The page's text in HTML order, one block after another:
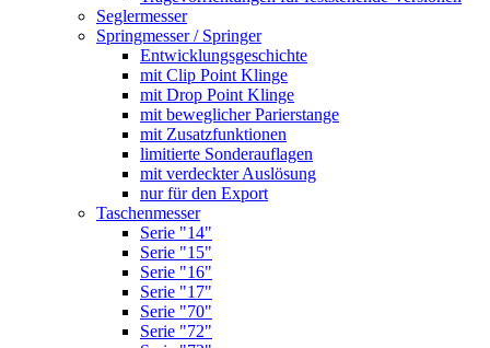
Seglermesser
Springmesser / Springer
Entwicklungsgeschichte
mit Clip Point Klinge
mit Drop Point Klinge
mit beweglicher Parierstange
mit Zusatzfunktionen
limitierte Sonderauflagen
mit verdeckter Auslösung
nur für den Export
Taschenmesser
Serie "14"
Serie "15"
Serie "16"
Serie "17"
Serie "70"
Serie "72"